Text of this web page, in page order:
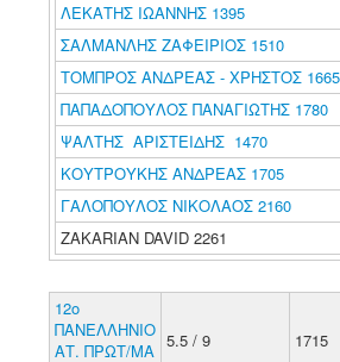
ΛΕΚΑΤΗΣ ΙΩΑΝΝΗΣ 1395
ΣΑΛΜΑΝΛΗΣ ΖΑΦΕΙΡΙΟΣ 1510
ΤΟΜΠΡΟΣ ΑΝΔΡΕΑΣ - ΧΡΗΣΤΟΣ 1665
ΠΑΠΑΔΟΠΟΥΛΟΣ ΠΑΝΑΓΙΩΤΗΣ 1780
ΨΑΛΤΗΣ ΑΡΙΣΤΕΙΔΗΣ 1470
ΚΟΥΤΡΟΥΚΗΣ ΑΝΔΡΕΑΣ 1705
ΓΑΛΟΠΟΥΛΟΣ ΝΙΚΟΛΑΟΣ 2160
ZAKARIAN DAVID 2261
12ο
ΠΑΝΕΛΛΗΝΙΟ
ΑΤ. ΠΡΩΤ/ΜΑ 5.5 / 9 1715